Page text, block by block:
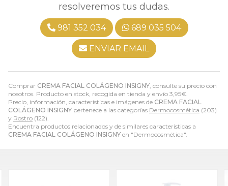
Comprar CREMA FACIAL COLÁGENO INSIGNY , consulte su precio con
nosotros. Producto en stock, recogida en tienda y envío 3,95€
Precio, información, características e imágenes de CREMA FACIAL
COLÁGENO INSIGNY pertenece a las categorías Dermocosmética (203)
y Rostro (122).
Encuentra productos relacionados y de similares características a
CREMA FACIAL COLÁGENO INSIGNY en "Dermocosmética".
resolveremos tus dudas.
981 352 034 689 035 504
ENVIAR EMAIL